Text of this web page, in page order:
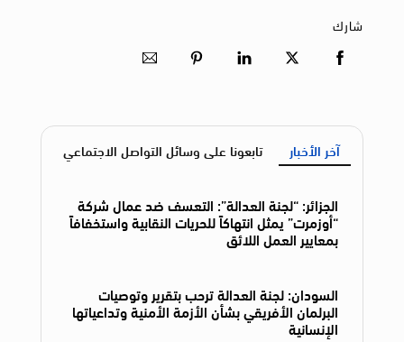
شارك
آخر الأخبار تابعونا على وسائل التواصل الاجتماعي
الجزائر: “لجنة العدالة”: التعسف ضد عمال شركة
“أوزمرت” يمثل انتهاكاً للحريات النقابية واستخفافاً
بمعايير العمل اللائق
السودان: لجنة العدالة ترحب بتقرير وتوصيات
البرلمان الأفريقي بشأن الأزمة الأمنية وتداعياتها
الإنسانية